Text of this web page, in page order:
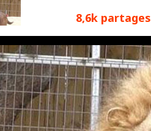
8,6k partages